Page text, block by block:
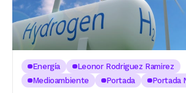
Energía
Leonor Rodriguez Ramirez
Medioambiente
Portada Portada